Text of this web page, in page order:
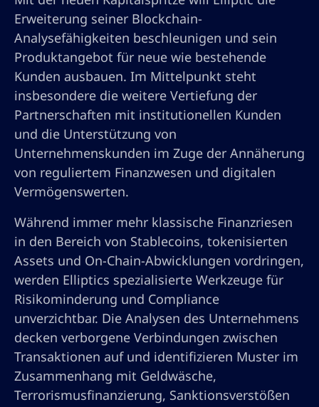
Erweiterung seiner Blockchain-
Analysefähigkeiten beschleunigen und sein
Produktangebot für neue wie bestehende
Kunden ausbauen. Im Mittelpunkt steht
insbesondere die weitere Vertiefung der
Partnerschaften mit institutionellen Kunden
und die Unterstützung von
Unternehmenskunden im Zuge der Annäherung
von reguliertem Finanzwesen und digitalen
Vermögenswerten.
Während immer mehr klassische Finanzriesen
in den Bereich von Stablecoins, tokenisierten
Assets und On-Chain-Abwicklungen vordringen,
werden Elliptics spezialisierte Werkzeuge für
Risikominderung und Compliance
unverzichtbar. Die Analysen des Unternehmens
decken verborgene Verbindungen zwischen
Transaktionen auf und identifizieren Muster im
Zusammenhang mit Geldwäsche,
Terrorismusfinanzierung, Sanktionsverstößen